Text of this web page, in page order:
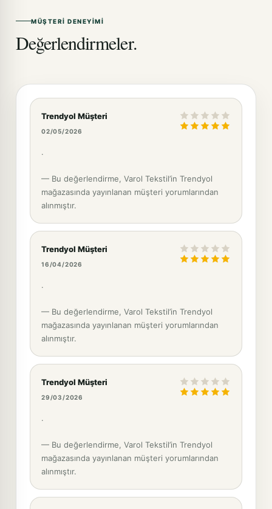
MÜŞTERI DENEYIMI
Değerlendirmeler.
Trendyol Müşteri
02/05/2026
.
— Bu değerlendirme, Varol Tekstil’in Trendyol
mağazasında yayınlanan müşteri yorumlarından
alınmıştır.
Trendyol Müşteri
16/04/2026
.
— Bu değerlendirme, Varol Tekstil’in Trendyol
mağazasında yayınlanan müşteri yorumlarından
alınmıştır.
Trendyol Müşteri
29/03/2026
.
— Bu değerlendirme, Varol Tekstil’in Trendyol
mağazasında yayınlanan müşteri yorumlarından
alınmıştır.